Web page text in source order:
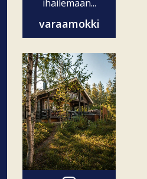
ihailemaan...
varaamokki